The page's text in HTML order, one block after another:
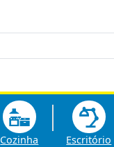
Cozinha Escritório